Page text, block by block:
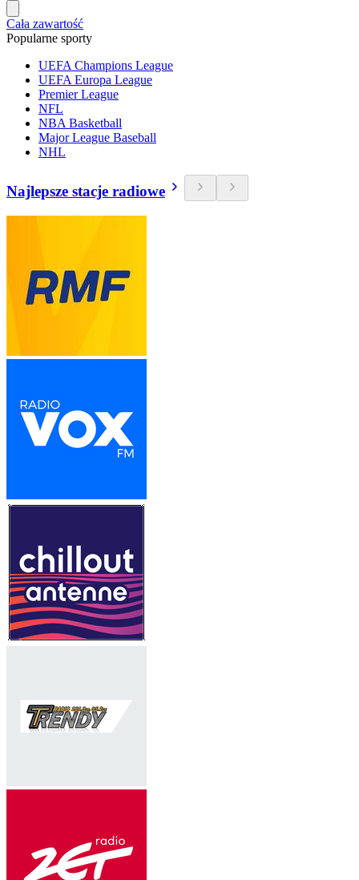
Cała zawartość
Popularne sporty
UEFA Champions League
UEFA Europa League
Premier League
NFL
NBA Basketball
Major League Baseball
NHL
Najlepsze stacje radiowe